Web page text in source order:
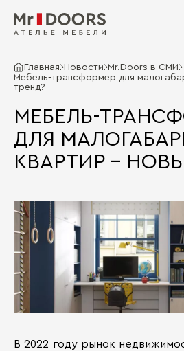
Главная Новости Mr.Doors в СМИ
Мебель-трансформер для
тренд?
МЕБЕЛЬ-
ДЛЯ
КВАРТИР –
В 2022 году рынок